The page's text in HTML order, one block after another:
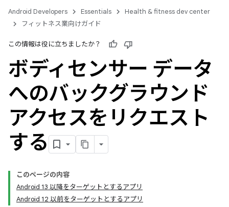
Android Developers Essentials
Health & fitness dev center
フィットネス業向けガイド
この情報は役に立ちましたか？
ボディセンサー データ
へのバックグラウンド
アクセスをリクエスト
する
このページの内容
Android 13 以降をターゲットとするアプリ
Android 12 以前をターゲットとするアプリ